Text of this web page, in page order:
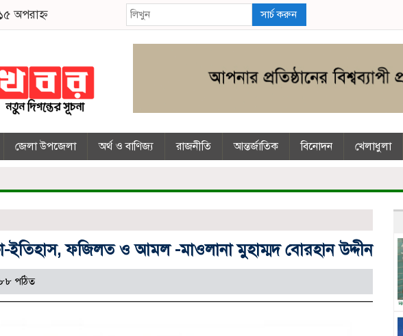
অপরাহ্ন সার্চ করুন
জেলা উপজেলা অর্থ ও বাণিজ্য রাজনীতি আন্তর্জাতিক বিনোদন খেলাধুলা
ইতিহাস, ফজিলত ও আমল -মাওলানা মুহাম্মদ বোরহান উদ্দীন
পঠিত